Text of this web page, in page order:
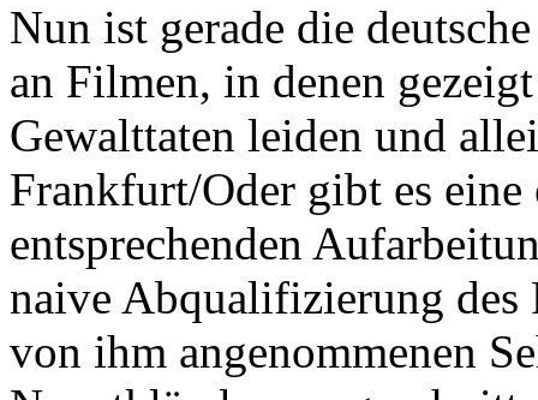
Nun ist gerade die
an Filmen, in denen
Gewalttaten leiden und
Frankfurt/Oder gibt es
entsprechenden
naive Abqualifizierung des
von ihm angenommenen